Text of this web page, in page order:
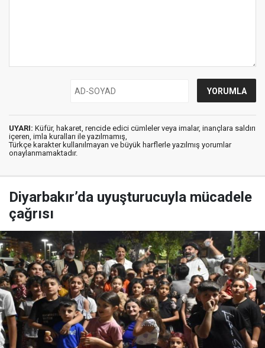
UYARI: Küfür, hakaret, rencide edici cümleler veya imalar, inançlara saldırı
içeren, imla kuralları ile yazılmamış,
Türkçe karakter kullanılmayan ve büyük harflerle yazılmış yorumlar
onaylanmamaktadır.
Diyarbakır’da uyuşturucuyla mücadele
çağrısı